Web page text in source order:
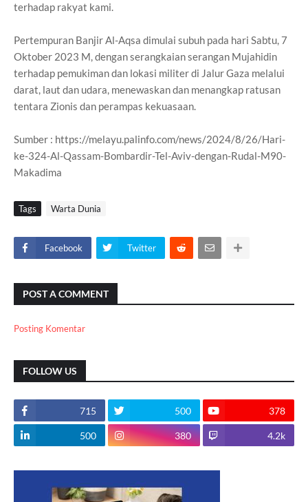
terhadap rakyat kami.
Pertempuran Banjir Al-Aqsa dimulai subuh pada hari Sabtu, 7
Oktober 2023 M, dengan serangkaian serangan Mujahidin
terhadap pemukiman dan lokasi militer di Jalur Gaza melalui
darat, laut dan udara, menewaskan dan menangkap ratusan
tentara Zionis dan perampas kekuasaan.
Sumber : https://melayu.palinfo.com/news/2024/8/26/Hari-
ke-324-Al-Qassam-Bombardir-Tel-Aviv-dengan-Rudal-M90-
Makadima
Tags Warta Dunia
Facebook Twitter
POST A COMMENT
Posting Komentar
FOLLOW US
715 500 378
500 380 4.2k